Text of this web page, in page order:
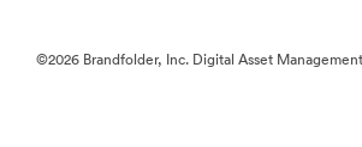
©2026 Brandfolder, Inc. Digital Asset Management